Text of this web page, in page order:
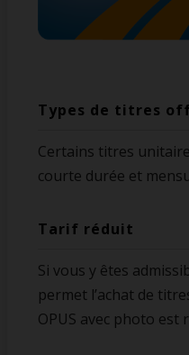
Types de titres
Certains titres
courte durée et
Tarif réduit
Si vous y êtes
permet l’achat de
OPUS avec photo est